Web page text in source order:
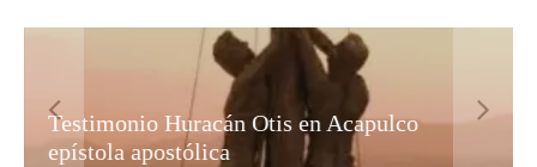
Testimonio Huracán Otis en Acapulco
epístola apostólica